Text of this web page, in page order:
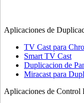
Aplicaciones de
TV Cast para
Smart TV Cast
Duplicacion de
Miracast para
Aplicaciones de Control